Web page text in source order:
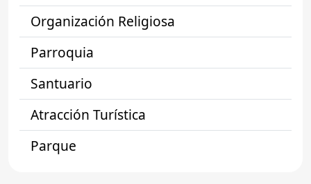
Organización Religiosa
Parroquia
Santuario
Atracción Turística
Parque